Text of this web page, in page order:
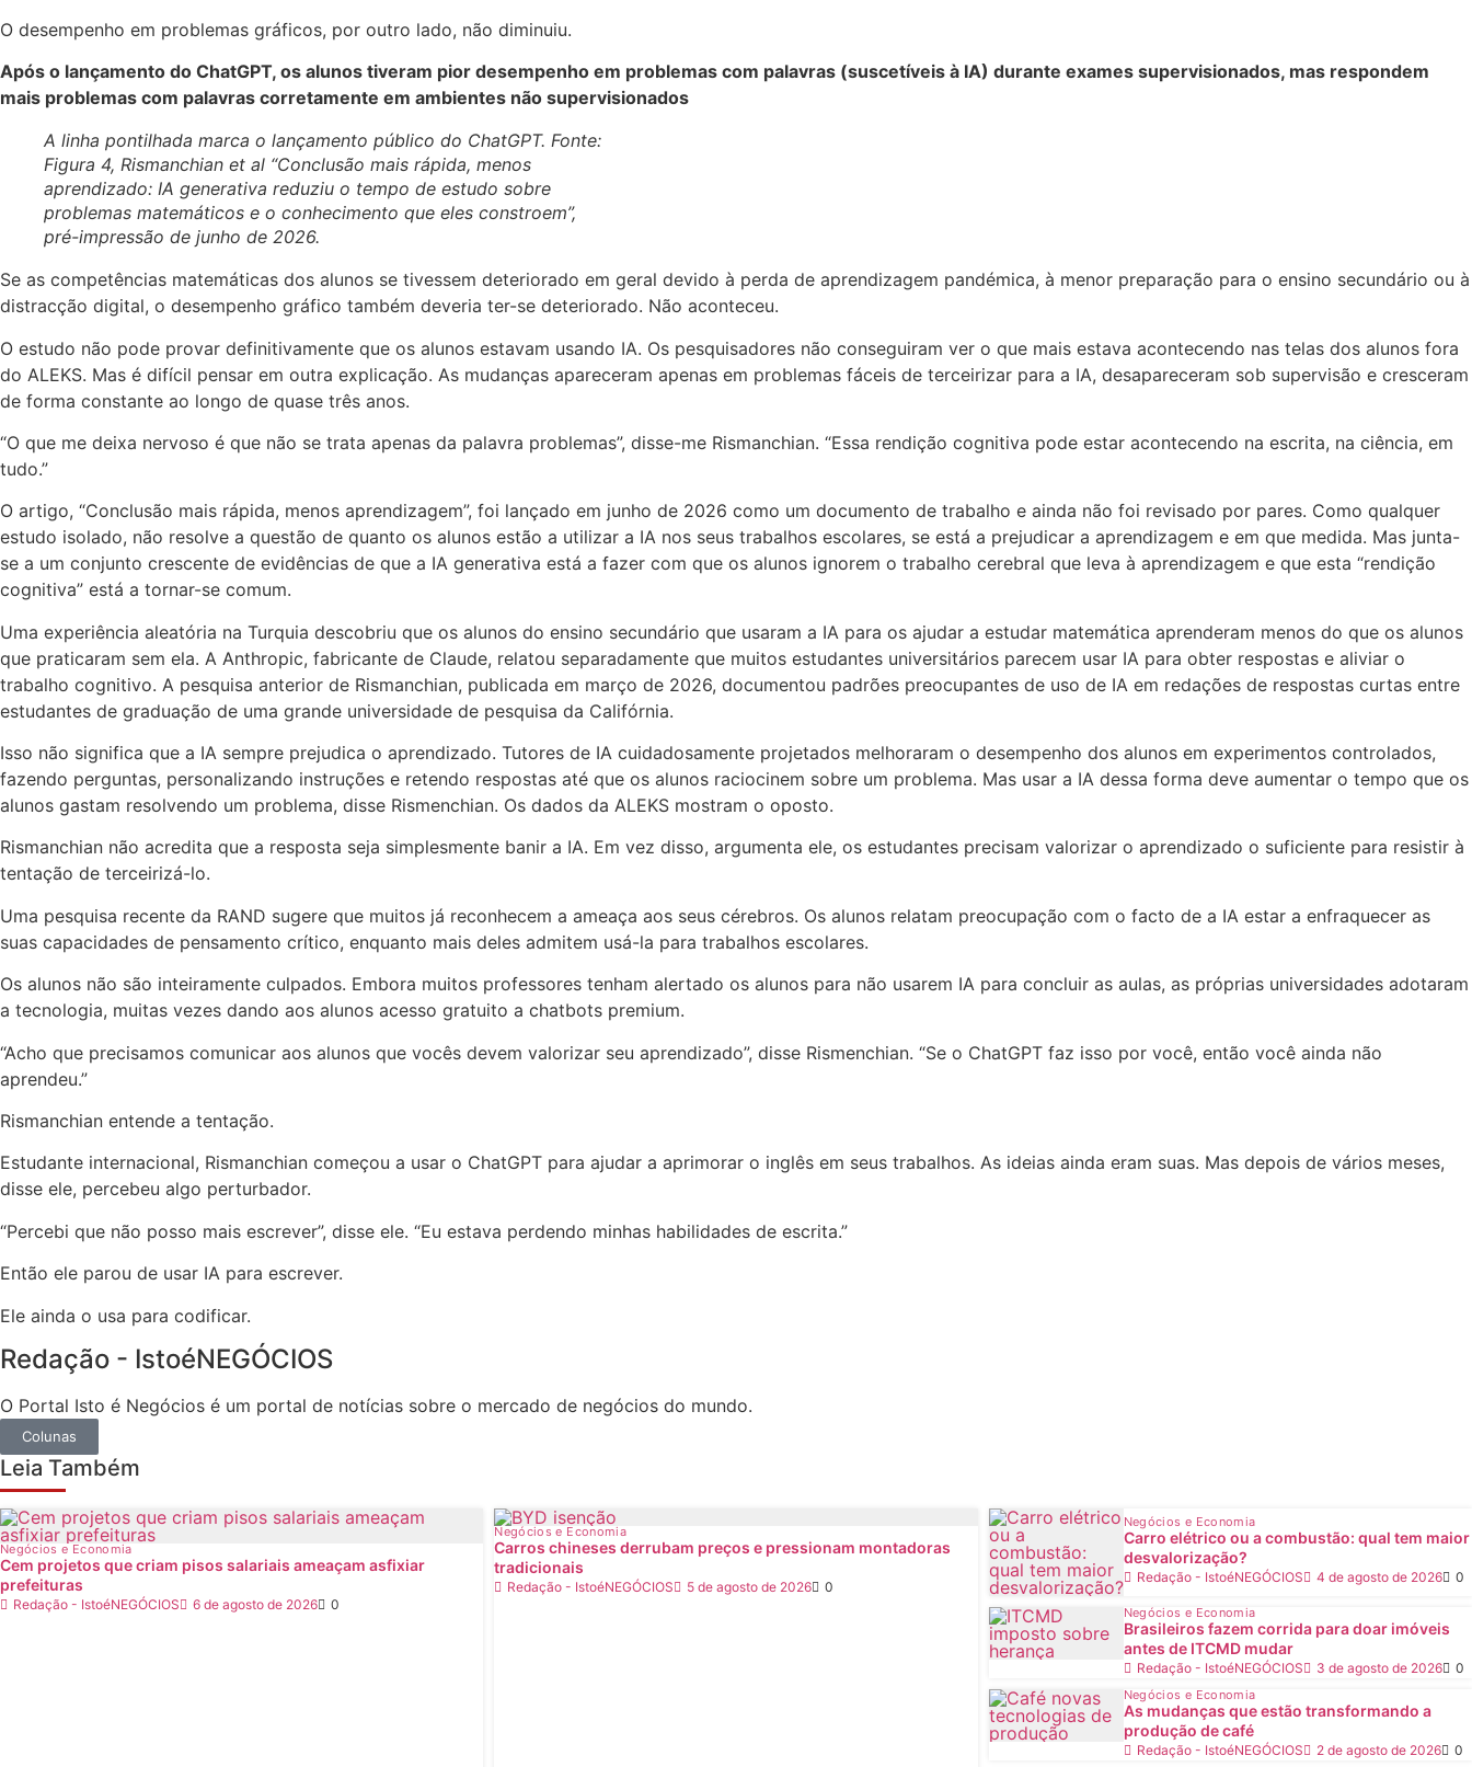
O desempenho em problemas gráficos, por outro lado, não diminuiu.
Após o lançamento do ChatGPT, os alunos tiveram pior desempenho em problemas com palavras (suscetíveis à IA) durante exames supervisionados, mas respondem
mais problemas com palavras corretamente em ambientes não supervisionados
A linha pontilhada marca o lançamento público do ChatGPT. Fonte:
Figura 4, Rismanchian et al “Conclusão mais rápida, menos
aprendizado: IA generativa reduziu o tempo de estudo sobre
problemas matemáticos e o conhecimento que eles constroem”,
pré-impressão de junho de 2026.
Se as competências matemáticas dos alunos se tivessem deteriorado em geral devido à perda de aprendizagem pandémica, à menor preparação para o ensino secundário ou à
distracção digital, o desempenho gráfico também deveria ter-se deteriorado. Não aconteceu.
O estudo não pode provar definitivamente que os alunos estavam usando IA. Os pesquisadores não conseguiram ver o que mais estava acontecendo nas telas dos alunos fora
do ALEKS. Mas é difícil pensar em outra explicação. As mudanças apareceram apenas em problemas fáceis de terceirizar para a IA, desapareceram sob supervisão e cresceram
de forma constante ao longo de quase três anos.
“O que me deixa nervoso é que não se trata apenas da palavra problemas”, disse-me Rismanchian. “Essa rendição cognitiva pode estar acontecendo na escrita, na ciência, em
tudo.”
O artigo, “Conclusão mais rápida, menos aprendizagem”, foi lançado em junho de 2026 como um documento de trabalho e ainda não foi revisado por pares. Como qualquer
estudo isolado, não resolve a questão de quanto os alunos estão a utilizar a IA nos seus trabalhos escolares, se está a prejudicar a aprendizagem e em que medida. Mas junta-
se a um conjunto crescente de evidências de que a IA generativa está a fazer com que os alunos ignorem o trabalho cerebral que leva à aprendizagem e que esta “rendição
cognitiva” está a tornar-se comum.
Uma experiência aleatória na Turquia descobriu que os alunos do ensino secundário que usaram a IA para os ajudar a estudar matemática aprenderam menos do que os alunos
que praticaram sem ela. A Anthropic, fabricante de Claude, relatou separadamente que muitos estudantes universitários parecem usar IA para obter respostas e aliviar o
trabalho cognitivo. A pesquisa anterior de Rismanchian, publicada em março de 2026, documentou padrões preocupantes de uso de IA em redações de respostas curtas entre
estudantes de graduação de uma grande universidade de pesquisa da Califórnia.
Isso não significa que a IA sempre prejudica o aprendizado. Tutores de IA cuidadosamente projetados melhoraram o desempenho dos alunos em experimentos controlados,
fazendo perguntas, personalizando instruções e retendo respostas até que os alunos raciocinem sobre um problema. Mas usar a IA dessa forma deve aumentar o tempo que os
alunos gastam resolvendo um problema, disse Rismenchian. Os dados da ALEKS mostram o oposto.
Rismanchian não acredita que a resposta seja simplesmente banir a IA. Em vez disso, argumenta ele, os estudantes precisam valorizar o aprendizado o suficiente para resistir à
tentação de terceirizá-lo.
Uma pesquisa recente da RAND sugere que muitos já reconhecem a ameaça aos seus cérebros. Os alunos relatam preocupação com o facto de a IA estar a enfraquecer as
suas capacidades de pensamento crítico, enquanto mais deles admitem usá-la para trabalhos escolares.
Os alunos não são inteiramente culpados. Embora muitos professores tenham alertado os alunos para não usarem IA para concluir as aulas, as próprias universidades adotaram
a tecnologia, muitas vezes dando aos alunos acesso gratuito a chatbots premium.
“Acho que precisamos comunicar aos alunos que vocês devem valorizar seu aprendizado”, disse Rismenchian. “Se o ChatGPT faz isso por você, então você ainda não
aprendeu.”
Rismanchian entende a tentação.
Estudante internacional, Rismanchian começou a usar o ChatGPT para ajudar a aprimorar o inglês em seus trabalhos. As ideias ainda eram suas. Mas depois de vários meses,
disse ele, percebeu algo perturbador.
“Percebi que não posso mais escrever”, disse ele. “Eu estava perdendo minhas habilidades de escrita.”
Então ele parou de usar IA para escrever.
Ele ainda o usa para codificar.
Redação - IstoéNEGÓCIOS
O Portal Isto é Negócios é um portal de notícias sobre o mercado de negócios do mundo.
Colunas
Leia Também
Negócios e Economia
Cem projetos que criam pisos salariais ameaçam asfixiar
prefeituras
Redação - IstoéNEGÓCIOS 6 de agosto de 2026 0
Negócios e Economia
Carros chineses derrubam preços e pressionam montadoras
tradicionais
Redação - IstoéNEGÓCIOS 5 de agosto de 2026 0
Negócios e Economia
Carro elétrico ou a combustão: qual tem maior
desvalorização?
Redação - IstoéNEGÓCIOS 4 de agosto de 2026 0
Negócios e Economia
Brasileiros fazem corrida para doar imóveis
antes de ITCMD mudar
Redação - IstoéNEGÓCIOS 3 de agosto de 2026 0
Negócios e Economia
As mudanças que estão transformando a
produção de café
Redação - IstoéNEGÓCIOS 2 de agosto de 2026 0